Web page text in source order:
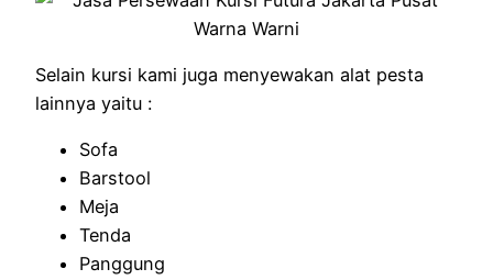
Selain kursi kami juga menyewakan alat pesta
lainnya yaitu :
Sofa
Barstool
Meja
Tenda
Panggung